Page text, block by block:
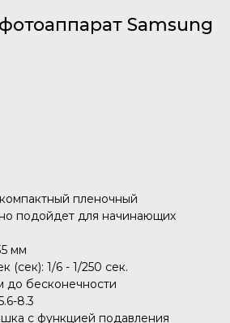
Samsung
пленочный
подойдет для начинающих
мм
(сек): 1/6 - 1/250 сек.
до бесконечности
8.3
с функцией подавления